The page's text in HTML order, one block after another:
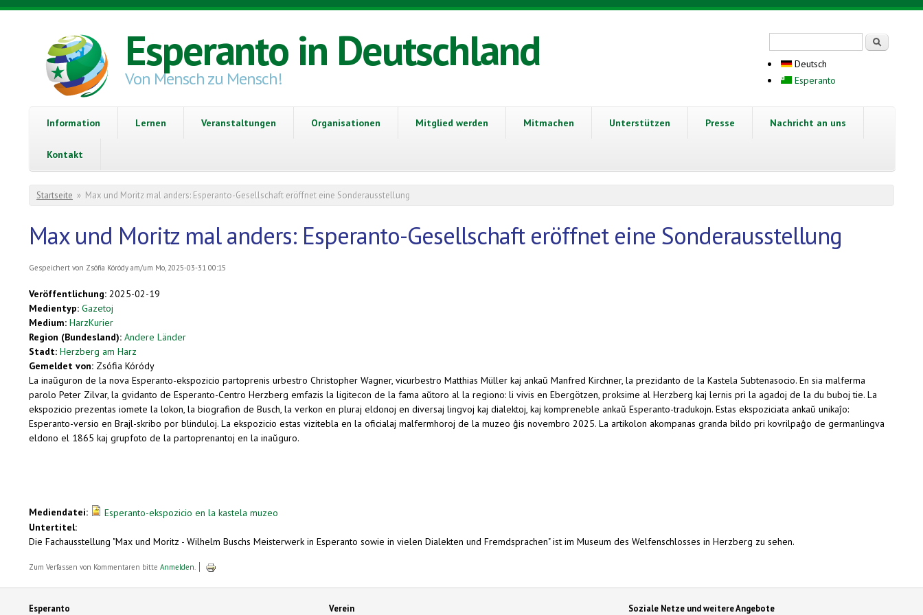
Direkt zum Inhalt
Esperanto in Deutschland
Von Mensch zu Mensch!
Deutsch
Esperanto
Information Lernen Veranstaltungen Organisationen Mitglied werden Mitmachen Unterstützen Presse Nachricht an uns
Kontakt
Sie sind hier
Startseite » Max und Moritz mal anders: Esperanto-Gesellschaft eröffnet eine Sonderausstellung
Max und Moritz mal anders: Esperanto-Gesellschaft eröffnet eine Sonderausstellung
Gespeichert von Zsófia Kóródy am/um Mo, 2025-03-31 00:15
Veröffentlichung: 2025-02-19
Medientyp: Gazetoj
Medium: HarzKurier
Region (Bundesland): Andere Länder
Stadt: Herzberg am Harz
Gemeldet von: Zsófia Kóródy
La inaŭguron de la nova Esperanto-ekspozicio partoprenis urbestro Christopher Wagner, vicurbestro Matthias Müller kaj ankaŭ Manfred Kirchner, la prezidanto de la Kastela Subtenasocio. En sia malferma
parolo Peter Zilvar, la gvidanto de Esperanto-Centro Herzberg emfazis la ligitecon de la fama aŭtoro al la regiono: li vivis en Ebergötzen, proksime al Herzberg kaj lernis pri la agadoj de la du buboj tie. La
ekspozicio prezentas iomete la lokon, la biografion de Busch, la verkon en pluraj eldonoj en diversaj lingvoj kaj dialektoj, kaj kompreneble ankaŭ Esperanto-tradukojn. Estas ekspoziciata ankaŭ unikaĵo:
Esperanto-versio en Brajl-skribo por blinduloj. La ekspozicio estas vizitebla en la oficialaj malfermhoroj de la muzeo ĝis novembro 2025. La artikolon akompanas granda bildo pri kovrilpaĝo de germanlingva
eldono el 1865 kaj grupfoto de la partoprenantoj en la inaŭguro.
Mediendatei:
Esperanto-ekspozicio en la kastela muzeo
Untertitel:
Die Fachausstellung "Max und Moritz - Wilhelm Buschs Meisterwerk in Esperanto sowie in vielen Dialekten und Fremdsprachen" ist im Museum des Welfenschlosses in Herzberg zu sehen.
Zum Verfassen von Kommentaren bitte Anmelden.
Esperanto Verein Soziale Netze und weitere Angebote